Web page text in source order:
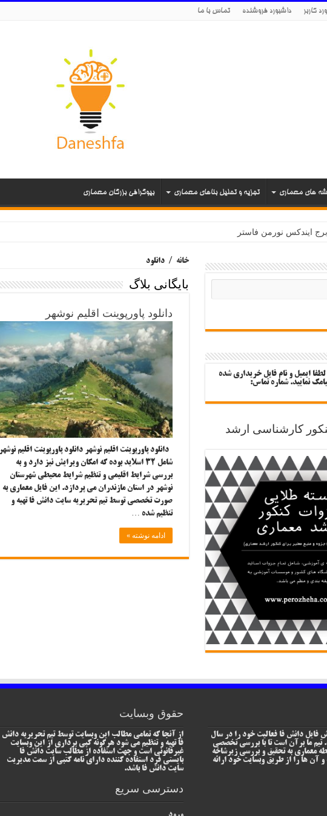
کاربر داشبورد فروشنده تماس با ما
های معماری تجزیه و تحلیل بناهای معماری بیوگرافی بزرگان معماری
برج ایندکس نورمن فاستر
خانه / دانلود
بایگانی بلاگ
دانلود پاورپوینت اقلیم نوشهر
دانلود پاورپوینت اقلیم نوشهر دانلود پاورپوینت اقلیم نوشهر
شامل ۳۲ اسلاید بوده که امکان ویرایش نیز دارد و به
بررسی شرایط اقلیمی و تنظیم شرایط محیطی شهرستان
نوشهر در استان مازندران می پردازد. این فایل معماری به
صورت تخصصی توسط تیم تحریریه سایت دانش فا تهیه و
تنظیم شده …
ادامه نوشته »
ایمیل و نام فایل خریداری شده
نمایید. شماره تماس:
کارشناسی ارشد
فایل دانش فا فعالیت خود را در سال
تیم ما برآن است تا با بررسی تخصصی
معماری به تحقیق و بررسی زیرشاخه
آن ها را از طریق وبسایت خود ارائه
حقوق وبسایت
از آنجا که تمامی مطالب این وبسایت توسط تیم تحریریه دانش
فا تهیه و تنظیم می شود هرگونه کپی برداری از این وبسایت
غیرقانونی است و جهت استفاده از مطالب سایت دانش فا
بایستی فرد استفاده کننده دارای نامه کتبی از سمت مدیریت
سایت دانش فا باشد.
دسترسی سریع